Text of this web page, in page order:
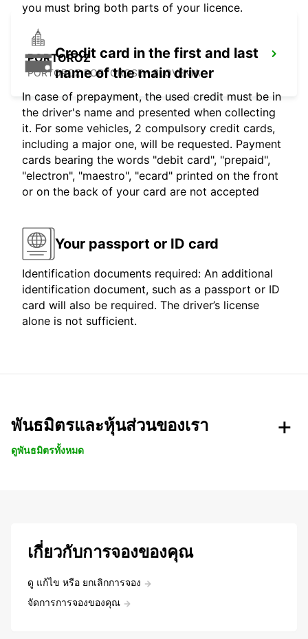
PORTOROZ
PORTOROZ PORTOROSE - SLOVENIA
you must bring both parts of your licence.
Credit card in the first and last
name of the main driver
In case of prepayment, the used credit must be in
the driver's name and presented when collecting
it. For some vehicles, 2 compulsory credit cards,
including a major one, will be requested. Payment
cards bearing the words "debit card", "prepaid",
"electron", "maestro", "ecard" printed on the front
or on the back of your card are not accepted
Your passport or ID card
Identification documents required: An additional
identification document, such as a passport or ID
card will also be required. The driver’s license
alone is not sufficient.
พันธมิตรและหุ้นส่วนของเรา
ดูพันธมิตรทั้งหมด
เกี่ยวกับการจองของคุณ
ดู แก้ไข หรือ ยกเลิกการจอง
จัดการการจองของคุณ